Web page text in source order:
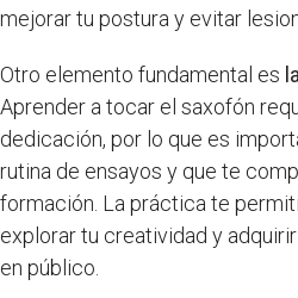
mejorar tu postura y evitar
Otro elemento fundamental es
Aprender a tocar el saxofón
dedicación, por lo que es
rutina de ensayos y que te
formación. La práctica te
explorar tu creatividad y
en público.